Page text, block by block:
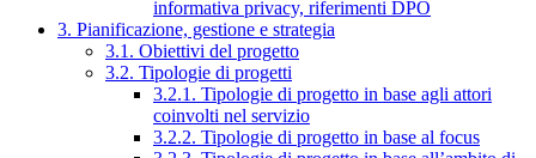
informativa privacy, riferimenti DPO
3. Pianificazione, gestione e strategia
3.1. Obiettivi del progetto
3.2. Tipologie di progetti
3.2.1. Tipologie di progetto in base agli attori
coinvolti nel servizio
3.2.2. Tipologie di progetto in base al focus